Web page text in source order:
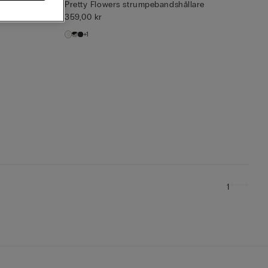
Pretty Flowers strumpebandshållare
359,00 kr
+1
1